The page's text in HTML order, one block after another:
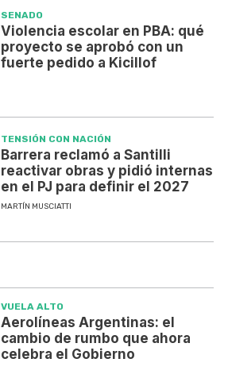
SENADO
Violencia escolar en PBA: qué
proyecto se aprobó con un
fuerte pedido a Kicillof
TENSIÓN CON NACIÓN
Barrera reclamó a Santilli
reactivar obras y pidió internas
en el PJ para definir el 2027
MARTÍN MUSCIATTI
VUELA ALTO
Aerolíneas Argentinas: el
cambio de rumbo que ahora
celebra el Gobierno